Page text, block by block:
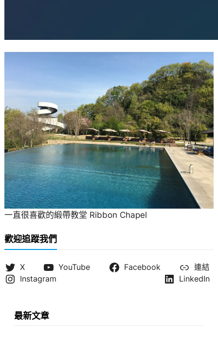
一直很喜歡的緞帶教堂 Ribbon Chapel
歡迎追蹤我們
X YouTube Facebook
連結
Instagram
LinkedIn
最新文章